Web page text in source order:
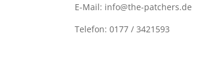
E-Mail: info@the-patchers.de
Telefon: 0177 / 3421593